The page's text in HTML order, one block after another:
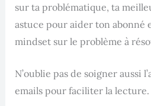
sur ta problématique, ta
astuce pour aider ton abonné
mindset sur le problème à
N’oublie pas de soigner aussi
emails pour faciliter la lecture.